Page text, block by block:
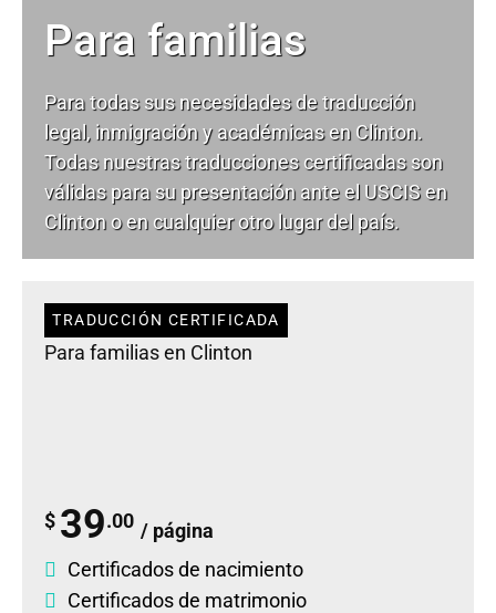
Para familias
Para todas sus necesidades detraducción
legal, inmigración y académicas en Clinton.
Todas nuestras traducciones certificadas son
válidas para su presentación ante el USCIS en
Clinton o en cualquier otro lugar del país.
TRADUCCIÓN CERTIFICADA
Para familias en Clinton
$ 39.00 / página
Certificados de nacimiento
Certificados de matrimonio